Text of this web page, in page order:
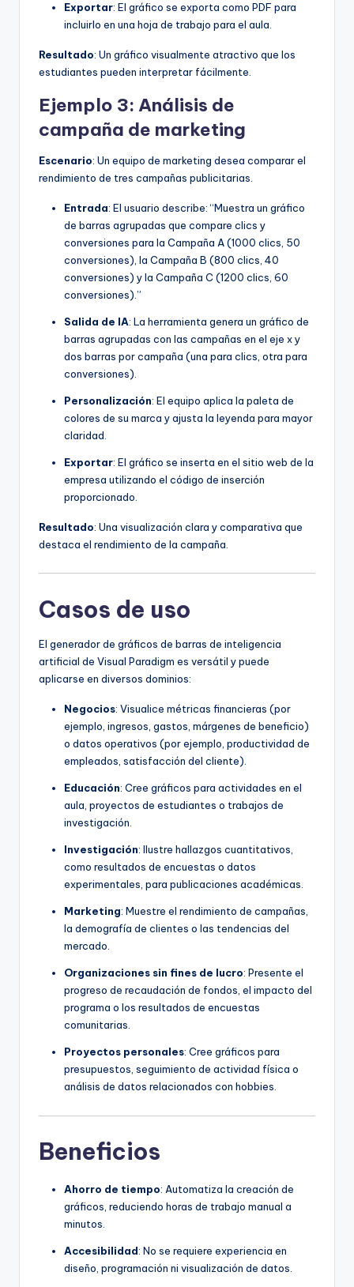
Exportar: El gráfico se exporta como PDF para
incluirlo en una hoja de trabajo para el aula.
Resultado: Un gráfico visualmente atractivo que los
estudiantes pueden interpretar fácilmente.
Ejemplo 3: Análisis de
campaña de marketing
Escenario: Un equipo de marketing desea comparar el
rendimiento de tres campañas publicitarias.
Entrada: El usuario describe: “Muestra un gráfico
de barras agrupadas que compare clics y
conversiones para la Campaña A (1000 clics, 50
conversiones), la Campaña B (800 clics, 40
conversiones) y la Campaña C (1200 clics, 60
conversiones).”
Salida de IA: La herramienta genera un gráfico de
barras agrupadas con las campañas en el eje x y
dos barras por campaña (una para clics, otra para
conversiones).
Personalización: El equipo aplica la paleta de
colores de su marca y ajusta la leyenda para mayor
claridad.
Exportar: El gráfico se inserta en el sitio web de la
empresa utilizando el código de inserción
proporcionado.
Resultado: Una visualización clara y comparativa que
destaca el rendimiento de la campaña.
Casos de uso
El generador de gráficos de barras de inteligencia
artificial de Visual Paradigm es versátil y puede
aplicarse en diversos dominios:
Negocios: Visualice métricas financieras (por
ejemplo, ingresos, gastos, márgenes de beneficio)
o datos operativos (por ejemplo, productividad de
empleados, satisfacción del cliente).
Educación: Cree gráficos para actividades en el
aula, proyectos de estudiantes o trabajos de
investigación.
Investigación: Ilustre hallazgos cuantitativos,
como resultados de encuestas o datos
experimentales, para publicaciones académicas.
Marketing: Muestre el rendimiento de campañas,
la demografía de clientes o las tendencias del
mercado.
Organizaciones sin fines de lucro: Presente el
progreso de recaudación de fondos, el impacto del
programa o los resultados de encuestas
comunitarias.
Proyectos personales: Cree gráficos para
presupuestos, seguimiento de actividad física o
análisis de datos relacionados con hobbies.
Beneficios
Ahorro de tiempo: Automatiza la creación de
gráficos, reduciendo horas de trabajo manual a
minutos.
Accesibilidad: No se requiere experiencia en
diseño, programación ni visualización de datos.